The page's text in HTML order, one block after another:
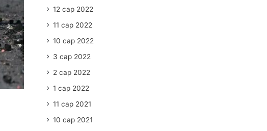
12 сар 2022
11 сар 2022
10 сар 2022
3 сар 2022
2 сар 2022
1 сар 2022
11 сар 2021
10 сар 2021